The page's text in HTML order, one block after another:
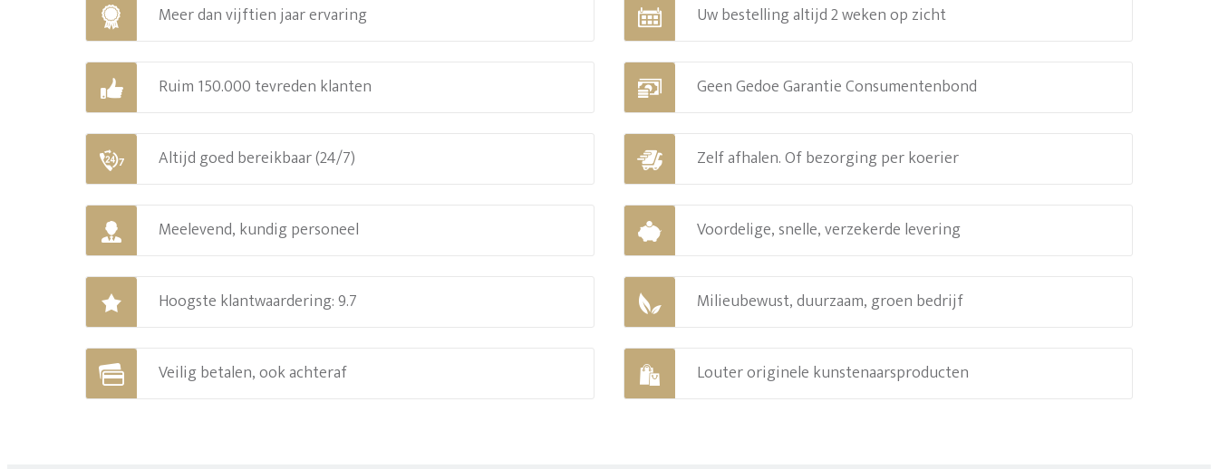
Meer dan vijftien jaar ervaring Uw bestelling altijd 2 weken op zicht
Ruim 150.000 tevreden klanten Geen Gedoe Garantie Consumentenbond
Altijd goed bereikbaar (24/7) Zelf afhalen. Of bezorging per koerier
Meelevend, kundig personeel Voordelige, snelle, verzekerde levering
Hoogste klantwaardering: 9.7 Milieubewust, duurzaam, groen bedrijf
Veilig betalen, ook achteraf Louter originele kunstenaarsproducten